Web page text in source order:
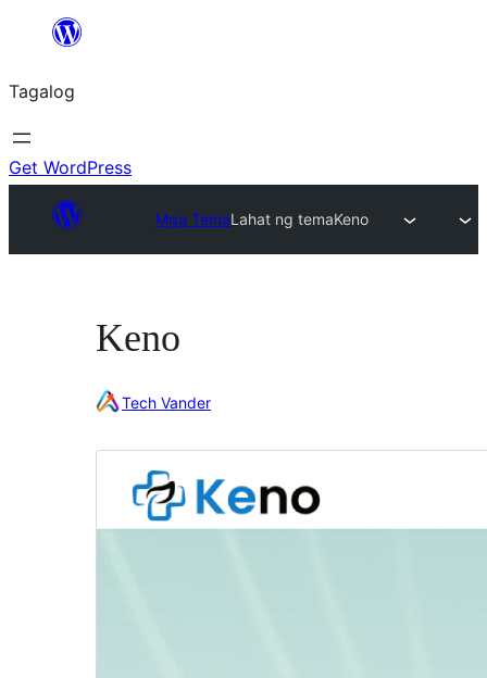
Lumaktaw
sa
content
Tagalog
Get WordPress
Mga TemaLahat ng temaKeno
Keno
Tech Vander